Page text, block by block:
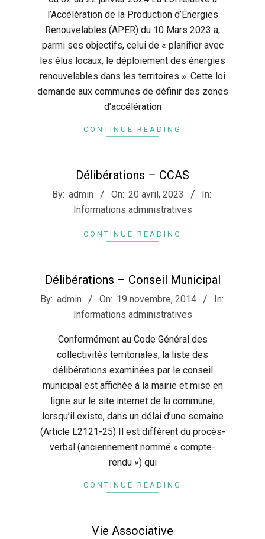
l’Accélération de la Production d’Énergies
Renouvelables (APER) du 10 Mars 2023 a,
parmi ses objectifs, celui de « planifier avec
les élus locaux, le déploiement des énergies
renouvelables dans les territoires ». Cette loi
demande aux communes de définir des zones
d’accélération
CONTINUE READING
Délibérations – CCAS
2023-
By: admin On: 20 avril, 2023
In:
Informations administratives
CONTINUE READING
Délibérations – Conseil Municipal
2014-
By: admin On: 19 novembre, 2014
In:
Informations administratives
Conformément au Code Général des
collectivités territoriales, la liste des
délibérations examinées par le conseil
municipal est affichée à la mairie et mise en
ligne sur le site internet de la commune,
lorsqu’il existe, dans un délai d’une semaine
(Article L2121-25) Il est différent du procès-
verbal (anciennement nommé « compte-
rendu ») qui
CONTINUE READING
Vie Associative